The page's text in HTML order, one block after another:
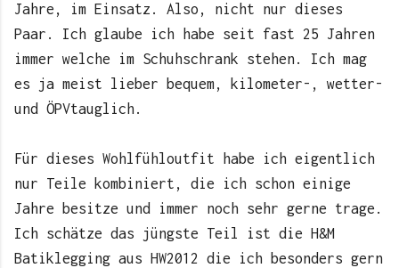
Jahre, im Einsatz. Also, nicht nur dieses
Paar. Ich glaube ich habe seit fast 25 Jahren
immer welche im Schuhschrank stehen. Ich mag
es ja meist lieber bequem, kilometer-, wetter-
und ÖPVtauglich.
Für dieses Wohlfühloutfit habe ich eigentlich
nur Teile kombiniert, die ich schon einige
Jahre besitze und immer noch sehr gerne trage.
Ich schätze das jüngste Teil ist die H&M
Batiklegging aus HW2012 die ich besonders gern